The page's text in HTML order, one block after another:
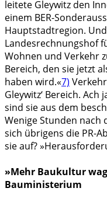
leitete Gleywitz den
einem BER-
Hauptstadtregion.
Landesrechnungshof
Wohnen und Verkehr
Bereich, den sie jetzt
haben wird.«7)
Gleywitz‘ Bereich. Ach
sind sie aus dem
Wenige Stunden nach
sich übrigens die PR-
sie auf?
»Mehr Baukultur
Bauministerium